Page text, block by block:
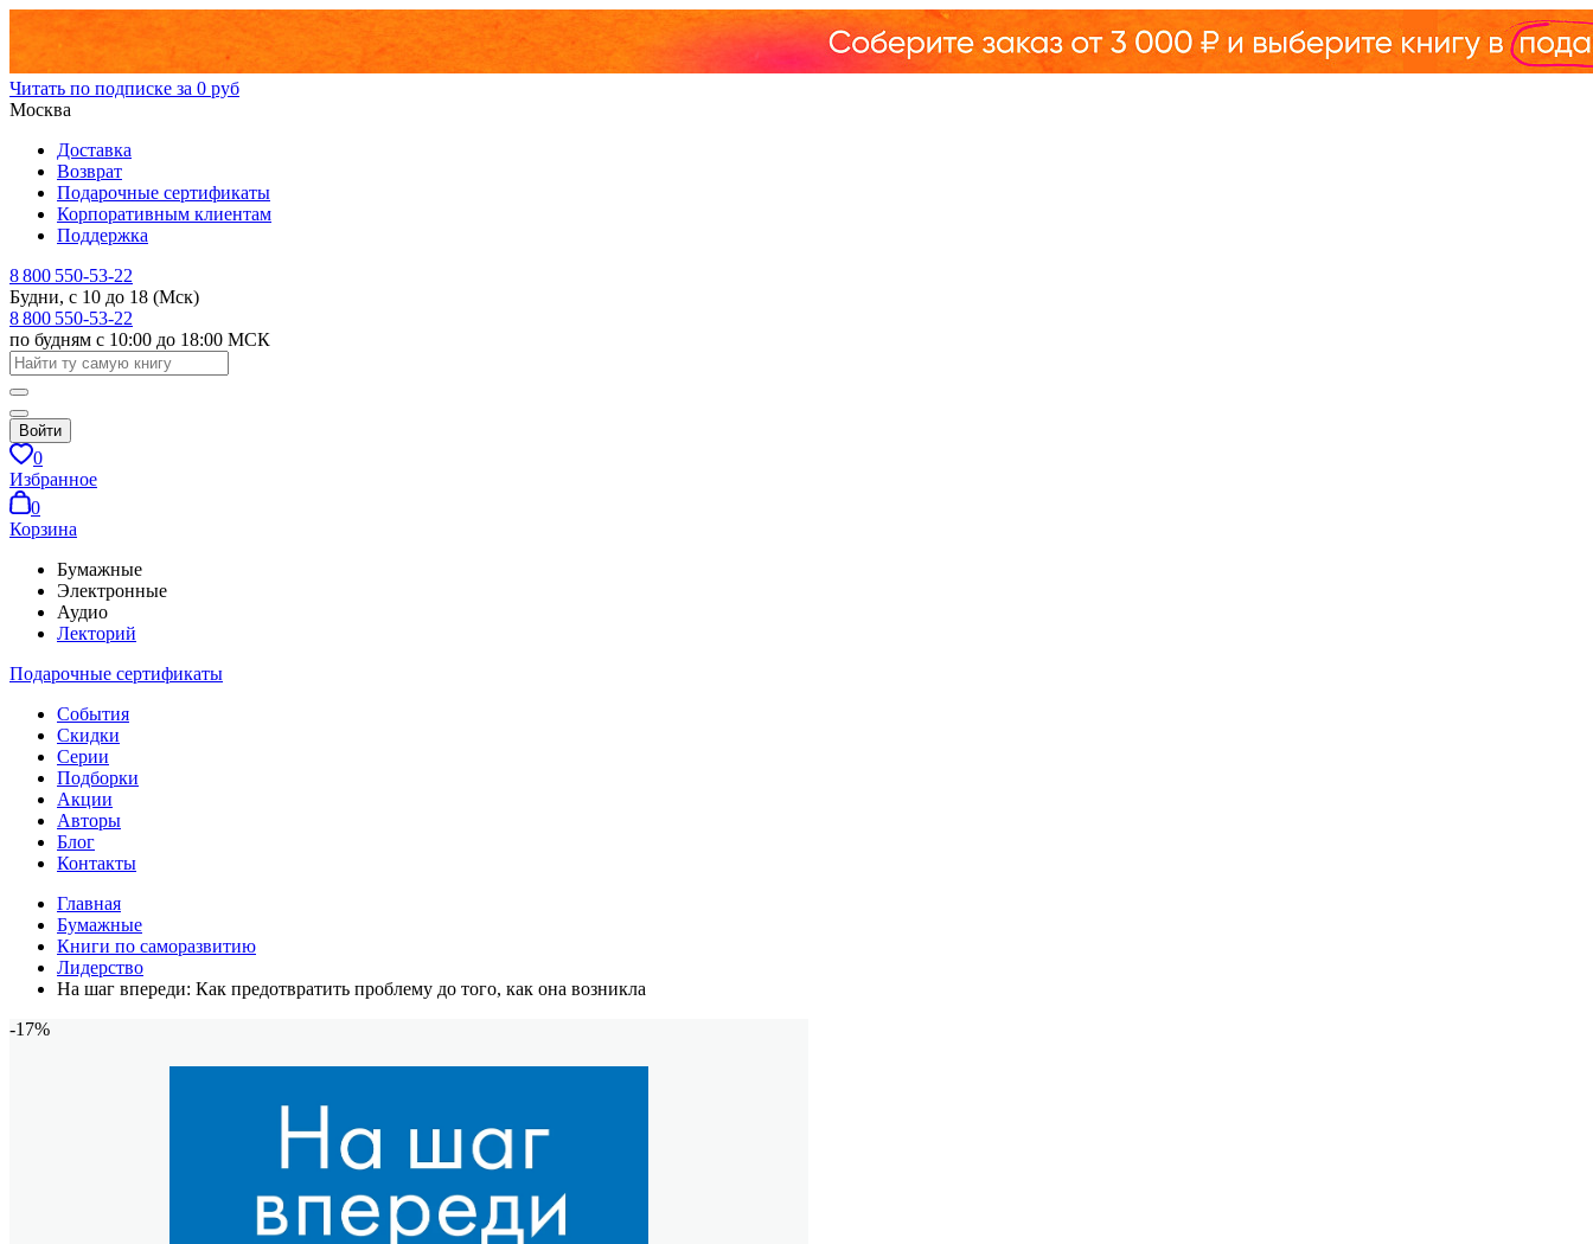
Читать по подписке за 0 руб
Москва
Доставка
Возврат
Подарочные сертификаты
Корпоративным клиентам
Поддержка
8 800 550-53-22
Будни, с 10 до 18 (Мск)
8 800 550-53-22
по будням с 10:00 до 18:00 МСК
Войти
0
Избранное
0
Корзина
Бумажные
Электронные
Аудио
Лекторий
Подарочные сертификаты
События
Скидки
Серии
Подборки
Акции
Авторы
Блог
Контакты
Главная
Бумажные
Книги по саморазвитию
Лидерство
На шаг впереди: Как предотвратить проблему до того, как она возникла
-17%